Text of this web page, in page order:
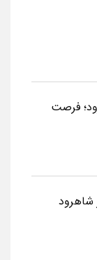
2 شاهرود؛ فرصت
شاهرود